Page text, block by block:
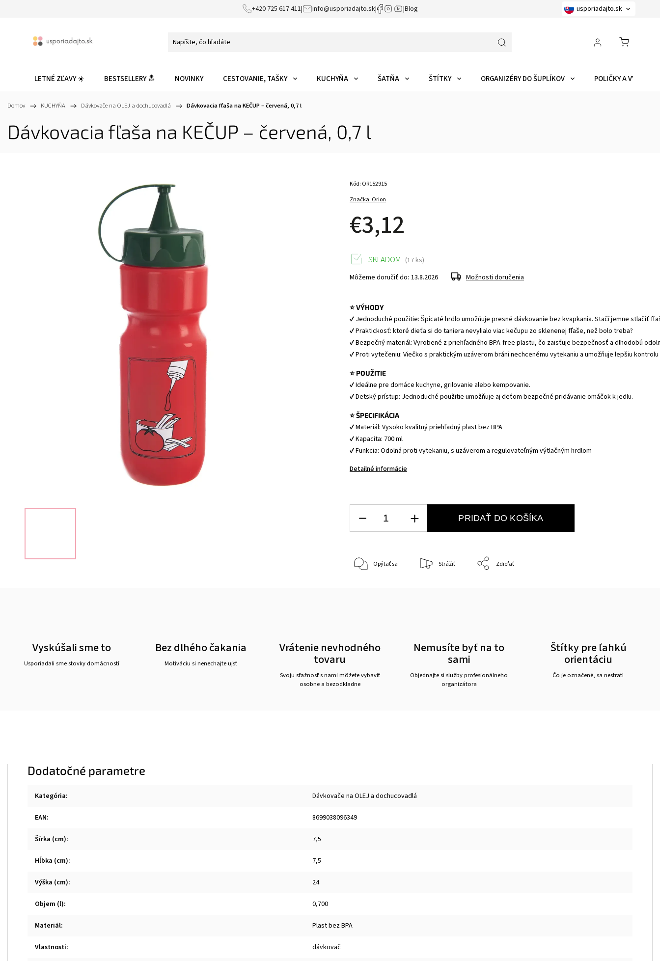
+420 725 617 411| info@usporiadajto.sk| |Blog usporiadajto.sk
LETNÉ ZĽAVY ☀️ BESTSELLERY 🔝 NOVINKY CESTOVANIE, TAŠKY KUCHYŇA ŠATŇA ŠTÍTKY ORGANIZÉRY DO ŠUPLÍKOV POLIČKY A
Domov / KUCHYŇA / Dávkovače na OLEJ a dochucovadlá / Dávkovacia fľaša na KEČUP – červená, 0,7 l
Dávkovacia fľaša na KEČUP – červená, 0,7 l
Značka: Orion
€3,12
Kód: OR152915
⭐ VÝHODY
✔ Jednoduché použitie: Špicaté hrdlo umožňuje presné dávkovanie bez kvapkania. Stačí jemne stlačiť
✔ Praktickosť: ktoré dieťa si do taniera nevylialo viac kečupu zo sklenenej fľaše, než bolo treba?
✔ Bezpečný materiál: Vyrobené z priehľadného BPA-free plastu, čo zaisťuje bezpečnosť a dlhodobú
✔ Proti vytečeniu: Viečko s praktickým uzáverom bráni nechcenému vytekaniu a umožňuje lepšiu
⭐ POUŽITIE
✔ Ideálne pre domáce kuchyne, grilovanie alebo kempovanie.
✔ Detský prístup: Jednoduché použitie umožňuje aj deťom bezpečné pridávanie omáčok k jedlu.
⭐ ŠPECIFIKÁCIA
✔ Materiál: Vysoko kvalitný priehľadný plast bez BPA
✔ Kapacita: 700 ml
✔ Funkcia: Odolná proti vytekaniu, s uzáverom a regulovateľným výtlačným hrdlom
Detailné informácie
SKLADOM (17 ks)
Môžeme doručiť do: 13.8.2026 Možnosti doručenia
PRIDAŤ DO KOŠÍKA
Opýtať sa Strážiť Zdieľať
Vyskúšali sme to
Usporiadali sme stovky domácností
Bez dlhého čakania
Motiváciu si nenechajte ujsť
Vrátenie nevhodného
tovaru
Svoju sťažnosť s nami môžete vybaviť
osobne a bezodkladne
Nemusíte byť na to
sami
Objednajte si služby profesionálneho
organizátora
Štítky pre ľahkú
orientáciu
Čo je označené, sa nestratí
Dodatočné parametre
Kategória: Dávkovače na OLEJ a dochucovadlá
EAN: 8699038096349
Šírka (cm): 7,5
Hĺbka (cm): 7,5
Výška (cm): 24
Objem (l): 0,700
Materiál: Plast bez BPA
Vlastnosti: dávkovač